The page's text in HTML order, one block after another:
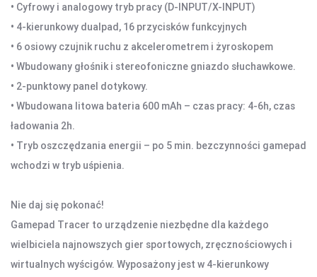
AKCESORIA DO KAMER
KAMERY DO MONITORINGU
KAMERY SPORTOWE OUTDOOROWE
APARATY
SMARTWATCHE
UCHWYTY DO SMARTFONÓW
KREATYWNE
WALKIE TALKIE
UCHWYTY I AKCESORIA TV
• Cyfrowy i analogowy tryb pracy (D-INPUT/X-INPUT)
• 4-kierunkowy dualpad, 16 przycisków funkcyjnych
• 6 osiowy czujnik ruchu z akcelerometrem i żyroskopem
• Wbudowany głośnik i stereofoniczne gniazdo słuchawkowe.
• 2-punktowy panel dotykowy.
• Wbudowana litowa bateria 600 mAh – czas pracy: 4-6h, czas
ładowania 2h.
• Tryb oszczędzania energii – po 5 min. bezczynności gamepad
wchodzi w tryb uśpienia.
Nie daj się pokonać!
Gamepad Tracer to urządzenie niezbędne dla każdego
wielbiciela najnowszych gier sportowych, zręcznościowych i
wirtualnych wyścigów. Wyposażony jest w 4-kierunkowy